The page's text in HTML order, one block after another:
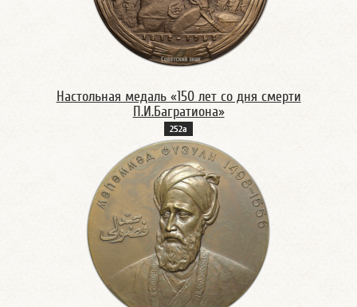
Настольная медаль «150 лет со дня смерти
П.И.Багратиона»
252а